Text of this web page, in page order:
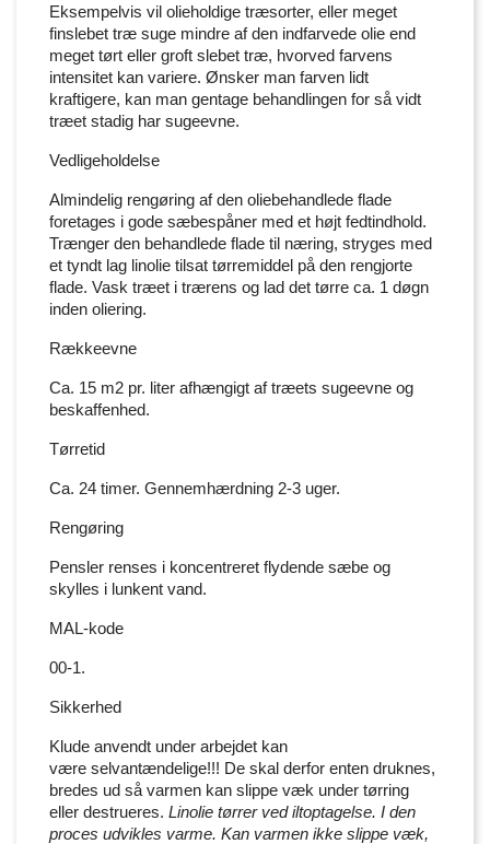
Eksempelvis vil olieholdige træsorter, eller meget
finslebet træ suge mindre af den indfarvede olie end
meget tørt eller groft slebet træ, hvorved farvens
intensitet kan variere. Ønsker man farven lidt
kraftigere, kan man gentage behandlingen for så vidt
træet stadig har sugeevne.
Vedligeholdelse
Almindelig rengøring af den oliebehandlede flade
foretages i gode sæbespåner med et højt fedtindhold.
Trænger den behandlede flade til næring, stryges med
et tyndt lag linolie tilsat tørremiddel på den rengjorte
flade. Vask træet i trærens og lad det tørre ca. 1 døgn
inden oliering.
Rækkeevne
Ca. 15 m2 pr. liter afhængigt af træets sugeevne og
beskaffenhed.
Tørretid
Ca. 24 timer. Gennemhærdning 2-3 uger.
Rengøring
Pensler renses i koncentreret flydende sæbe og
skylles i lunkent vand.
MAL-kode
00-1.
Sikkerhed
Klude anvendt under arbejdet kan
være selvantændelige!!! De skal derfor enten druknes,
bredes ud så varmen kan slippe væk under tørring
eller destrueres. Linolie tørrer ved iltoptagelse. I den
proces udvikles varme. Kan varmen ikke slippe væk,